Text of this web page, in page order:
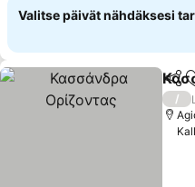
Valitse päivät nähdäksesi
Jaa
/